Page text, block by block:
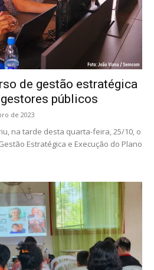
de gestão estratégica
públicos
de 2023
na tarde desta quarta-feira, 25/10, o
Estratégica e Execução do Plano